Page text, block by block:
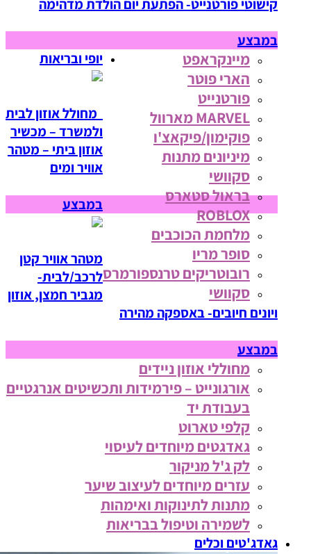
קישוטי פורטנייט- הפתעת יום הולדת מדהימה
במבצע
מיינקראפט
הארי פוטר
פורטנייט
MARVEL מארוול
פוקימון/פיקאצ'ו
מיניונים מתנות
סקוושי
בראול סטארס
ROBLOX
מלחמת הכוכבים
סופר מריו
רובוטריקים טרנספורמרס
סקוושי
יופי ובריאות
מחולל אוזון לבית
ולמשרד – מכשיר
אוזון ביתי – מטהר
אוויר ומים
במבצע
מטהר אוויר קטן
לרכב/לבית-
מגביר חמצן, אוזון
ויונים חיובים- באספקה מהירה
במבצע
מחוללי אוזון ניידים
אורגונייט – פירמידות ותכשיטים אנרגטיים
בעבודת יד
קלפי טארוט
גאדגטים מיוחדים לעיסוי
לק ג'ל מניקור
עזרים מיוחדים לעיצוב שיער
מתנות לתינוקות ואימהות
לשמירה וטיפול בבריאות
גאדג'טים וכלים